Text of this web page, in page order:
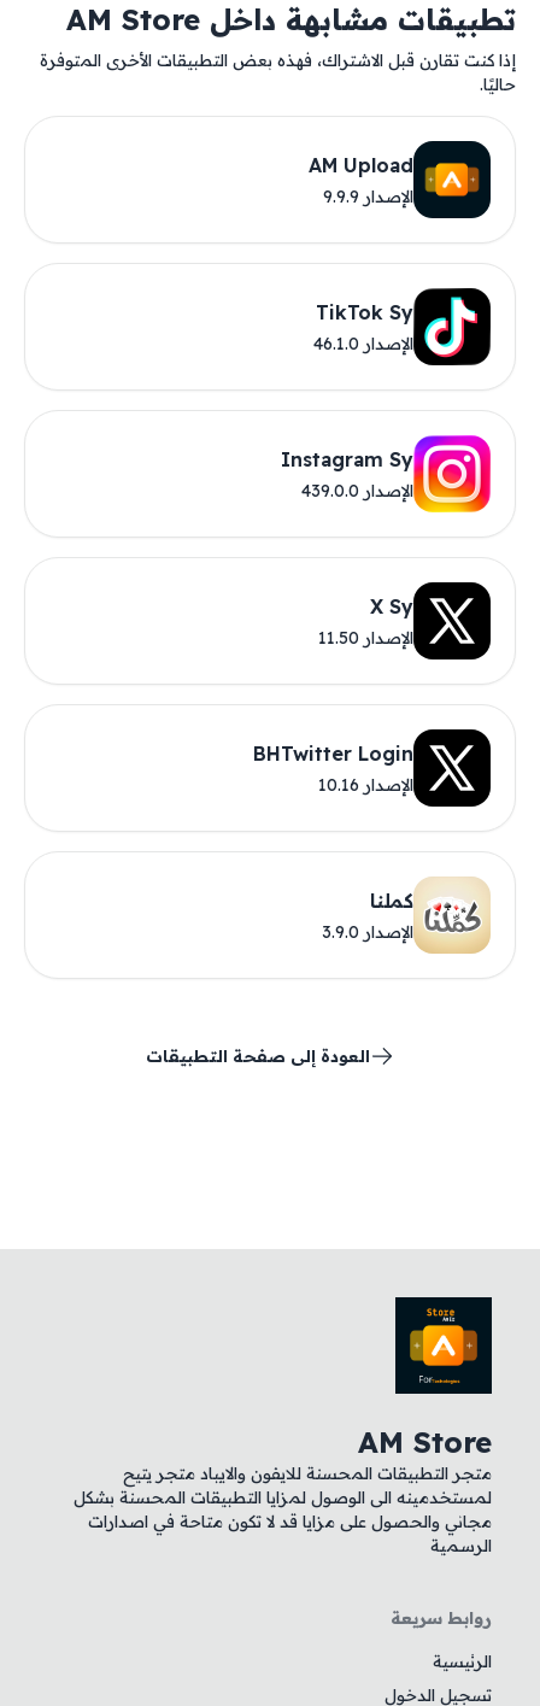
تطبيقات مشابهة داخل AM Store
إذا كنت تقارن قبل الاشتراك، فهذه بعض التطبيقات الأخرى المتوفرة
حاليًا.
AM Upload
الإصدار 9.9.9
TikTok Sy
الإصدار 46.1.0
Instagram Sy
الإصدار 439.0.0
X Sy
الإصدار 11.50
BHTwitter Login
الإصدار 10.16
كملنا
الإصدار 3.9.0
العودة إلى صفحة التطبيقات
AM Store
متجر التطبيقات المحسنة للايفون والايباد متجر يتيح
لمستخدمينه الى الوصول لمزايا التطبيقات المحسنة بشكل
مجاني والحصول على مزايا قد لا تكون متاحة في اصدارات
الرسمية
روابط سريعة
الرئيسية
تسجيل الدخول